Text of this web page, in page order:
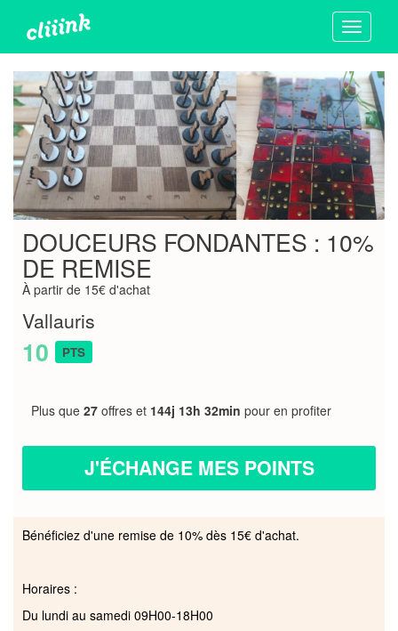
Toggle
DOUCEURS FONDANTES : 10%
DE REMISE
À partir de 15€ d'achat
Vallauris
10 PTS
Plus que 27 offres et 144j 13h 32min pour en profiter
J'ÉCHANGE MES POINTS
Bénéficiez d'une remise de 10% dès 15€ d'achat.
Horaires :
Du lundi au samedi 09H00-18H00